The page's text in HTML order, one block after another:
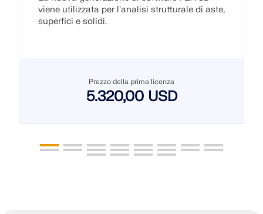
viene utilizzata per l'analisi strutturale di aste,
superfici e solidi.
Prezzo della prima licenza
5.320,00 USD